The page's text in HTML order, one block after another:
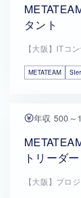
タント
【大阪】ITコ
METATEAM
年収 500～
トリーダー
【大阪】プロ